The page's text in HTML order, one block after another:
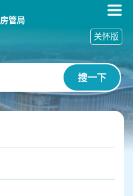
房管局
搜一下
关怀版